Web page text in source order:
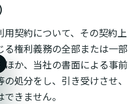
契約について、その契約上
権利義務の全部または一部
ほか、当社の書面による事前
処分をし、引き受けさせ、
きません。